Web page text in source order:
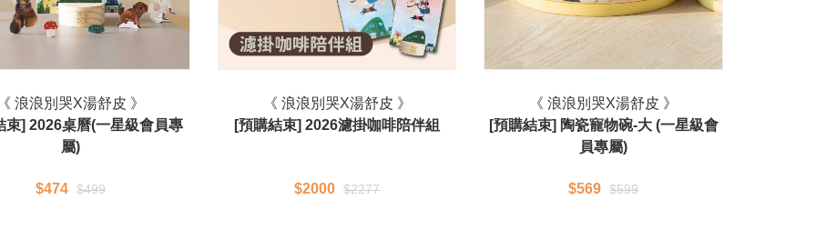
浪浪別哭X湯舒皮 》
束] 2026桌曆(一星級會員專
屬)
$474 $499
《 浪浪別哭X湯舒皮 》
[預購結束] 2026濾掛咖啡陪伴組
$2000 $2277
《 浪浪別哭X湯舒皮 》
[預購結束] 陶瓷寵物碗-大 (一星級會
員專屬)
$569 $599